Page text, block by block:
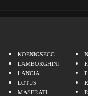
KOENIGSEGG
LAMBORGHINI
LANCIA
LOTUS
MASERATI